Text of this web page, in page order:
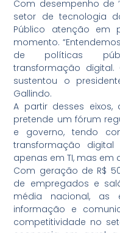
Com desempenho de
setor de tecnologia
Público atenção em
momento.
de políticas
transformação
sustentou o
Gallindo.
A partir desses
pretende um fórum
e governo, tendo
transformação
apenas em TI, mas
Com geração de R$
de empregados e
média nacional, as
informação e
competitividade no